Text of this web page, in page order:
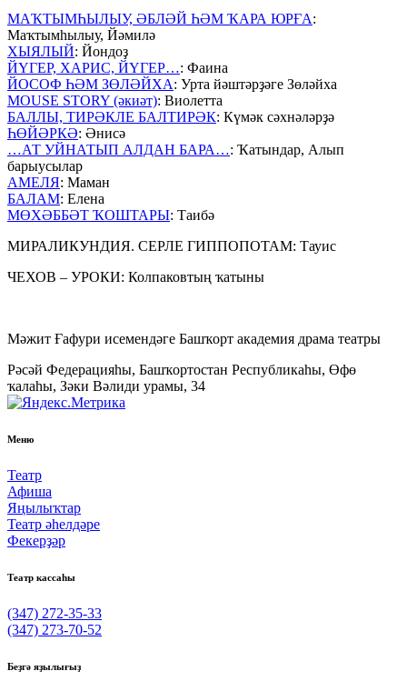
МАҠТЫМҺЫЛЫУ, ӘБЛӘЙ ҺӘМ ҠАРА ЮРҒА:
Маҡтымһылыу, Йәмилә
ХЫЯЛЫЙ: Йондоҙ
ЙҮГЕР, ХАРИС, ЙҮГЕР…: Фаина
ЙОСОФ ҺӘМ ЗӨЛӘЙХА: Урта йәштәрҙәге Зөләйха
MOUSE STORY (әкиәт): Виолетта
БАЛЛЫ, ТИРӘКЛЕ БАЛТИРӘК: Күмәк сәхнәләрҙә
ҺӨЙӘРКӘ: Әнисә
…АТ УЙНАТЫП АЛДАН БАРА…: Ҡатындар, Алып
барыусылар
АМЕЛЯ: Маман
БАЛАМ: Елена
МӨХӘББӘТ ҠОШТАРЫ: Таибә
МИРАЛИКУНДИЯ. СЕРЛЕ ГИППОПОТАМ: Тауис
ЧЕХОВ – УРОКИ: Колпаковтың ҡатыны
Мәжит Ғафури исемендәге Башҡорт академия драма театры
Рәсәй Федерацияһы, Башҡортостан Республикаһы, Өфө
ҡалаһы, Зәки Вәлиди урамы, 34
Меню
Театр
Афиша
Яңылыҡтар
Театр әһелдәре
Фекерҙәр
Театр кассаһы
(347) 272-35-33
(347) 273-70-52
Беҙгә яҙылығыҙ